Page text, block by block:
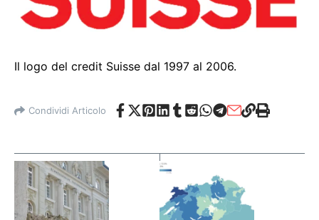
Il logo del credit Suisse dal 1997 al 2006.
Condividi Articolo